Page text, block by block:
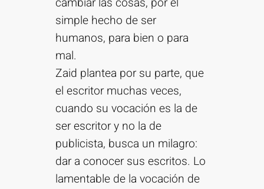
simple hecho de ser
humanos, para bien o para
mal.
Zaid plantea por su parte, que
el escritor muchas veces,
cuando su vocación es la de
ser escritor y no la de
publicista, busca un milagro:
dar a conocer sus escritos. Lo
lamentable de la vocación de